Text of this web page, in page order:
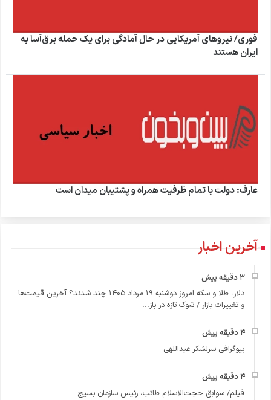
فوری/ نیروهای آمریکایی در حال آمادگی برای یک حمله برق‌آسا به
ایران هستند
عارف: دولت با تمام ظرفیت همراه و پشتیبان میدان است
آخرین اخبار
دلار، طلا و سکه امروز دوشنبه ۱۹ مرداد ۱۴۰۵ چند شدند؟ آخرین قیمت‌ها
و تغییرات بازار / شوک تازه در باز...
بیوگرافی سرلشکر عبداللهی
فیلم/ سوابق حجت‌الاسلام طائب، رئیس سازمان بسیج